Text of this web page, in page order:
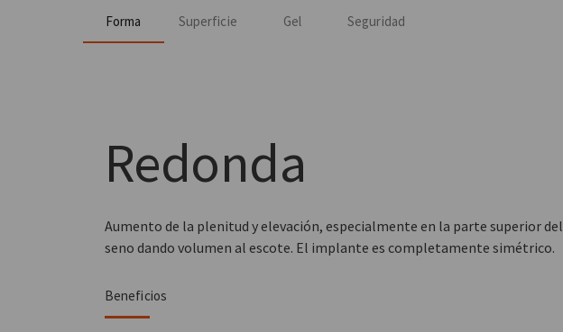
Forma Superficie Gel Seguridad
Redonda
Aumento de la plenitud y elevación, especialmente en la parte superior del
seno dando volumen al escote. El implante es completamente simétrico.
Beneficios